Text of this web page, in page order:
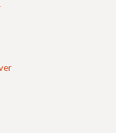
kan findes og
høj styrke